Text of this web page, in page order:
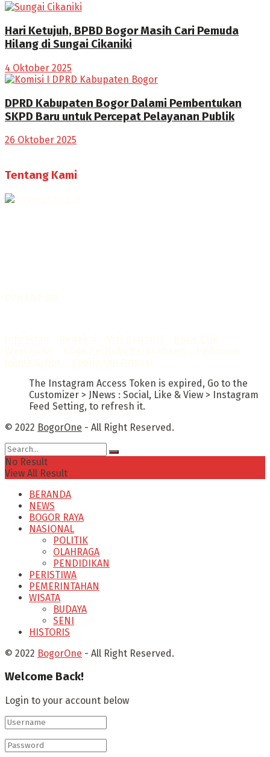
Hari Ketujuh, BPBD Bogor Masih Cari Pemuda
Hilang di Sungai Cikaniki
4 Oktober 2025
DPRD Kabupaten Bogor Dalami Pembentukan
SKPD Baru untuk Percepat Pelayanan Publik
26 Oktober 2025
Tentang Kami
The Instagram Access Token is expired, Go to the
Customizer > JNews : Social, Like & View > Instagram
Feed Setting, to refresh it.
© 2022 BogorOne - All Right Reserved.
No Result
View All Result
BERANDA
NEWS
BOGOR RAYA
NASIONAL
POLITIK
OLAHRAGA
PENDIDIKAN
PERISTIWA
PEMERINTAHAN
WISATA
BUDAYA
SENI
HISTORIS
© 2022 BogorOne - All Right Reserved.
Welcome Back!
Login to your account below